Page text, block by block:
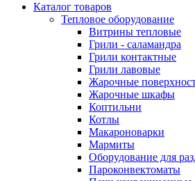
Каталог товаров
Тепловое оборудование
Витрины тепловые
Грили - саламандра
Грили контактные
Грили лавовые
Жарочные
Жарочные шкафы
Коптильни
Котлы
Макароноварки
Мармиты
Оборудование для
Пароконвектоматы